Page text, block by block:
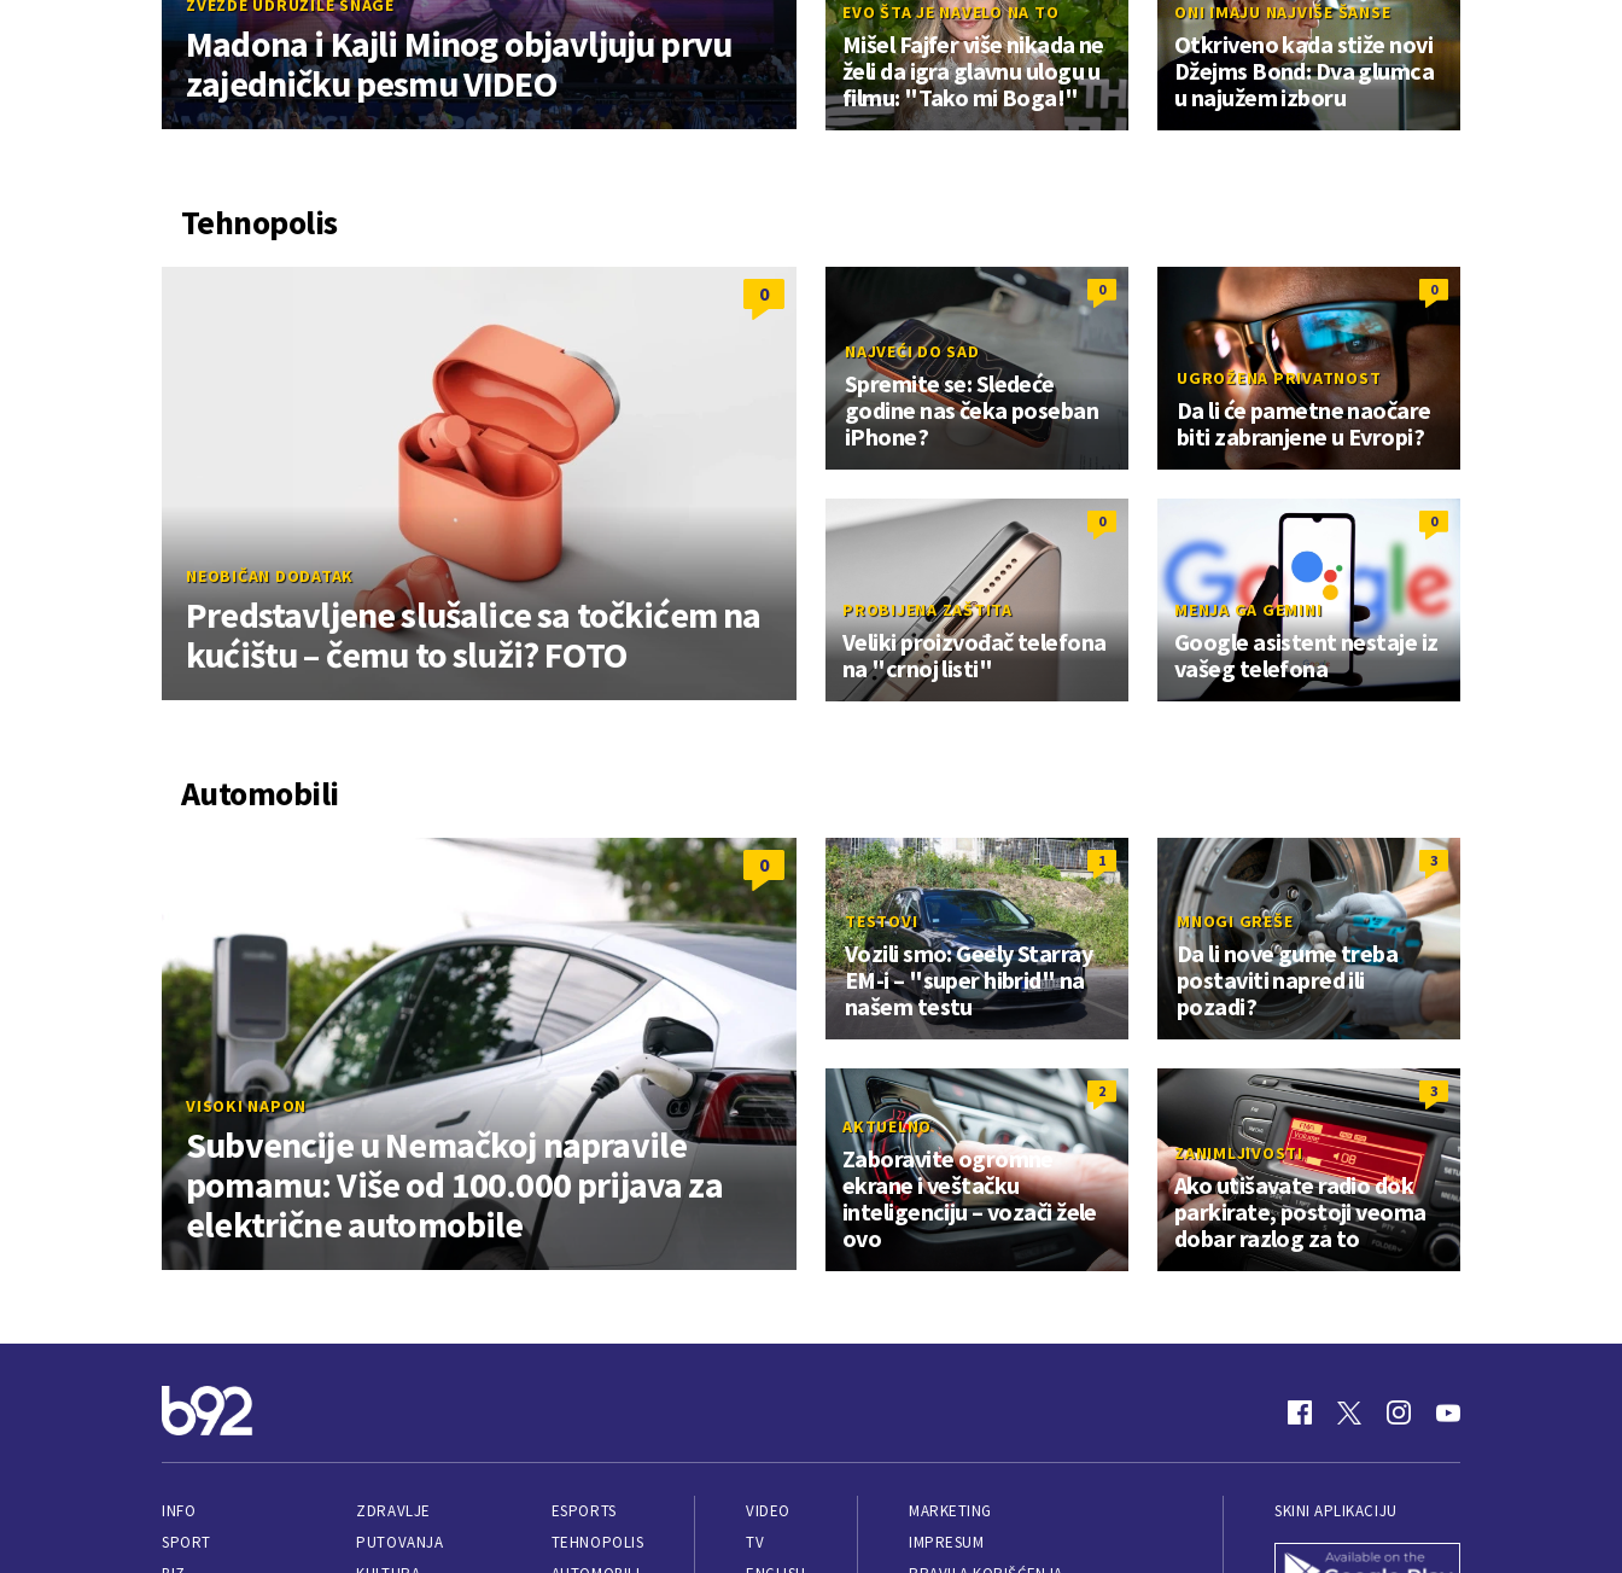
ZVEZDE UDRUŽILE SNAGE
Madona i Kajli Minog objavljuju prvu
zajedničku pesmu VIDEO
EVO ŠTA JE NAVELO NA TO
Mišel Fajfer više nikada ne
želi da igra glavnu ulogu u
filmu: "Tako mi Boga!"
ONI IMAJU NAJVIŠE ŠANSE
Otkriveno kada stiže novi
Džejms Bond: Dva glumca
u najužem izboru
Tehnopolis
0
NEOBIČAN DODATAK
Predstavljene slušalice sa točkićem na
kućištu – čemu to služi? FOTO
0
NAJVEĆI DO SAD
Spremite se: Sledeće
godine nas čeka poseban
iPhone?
0
UGROŽENA PRIVATNOST
Da li će pametne naočare
biti zabranjene u Evropi?
0
PROBIJENA ZAŠTITA
Veliki proizvođač telefona
na "crnoj listi"
0
MENJA GA GEMINI
Google asistent nestaje iz
vašeg telefona
Automobili
0
VISOKI NAPON
Subvencije u Nemačkoj napravile
pomamu: Više od 100.000 prijava za
električne automobile
1
TESTOVI
Vozili smo: Geely Starray
EM-i – "super hibrid" na
našem testu
3
MNOGI GREŠE
Da li nove gume treba
postaviti napred ili
pozadi?
2
AKTUELNO
Zaboravite ogromne
ekrane i veštačku
inteligenciju – vozači žele
ovo
3
ZANIMLJIVOSTI
Ako utišavate radio dok
parkirate, postoji veoma
dobar razlog za to
INFO
SPORT
ZDRAVLJE
PUTOVANJA
ESPORTS
TEHNOPOLIS
VIDEO
TV
MARKETING
IMPRESUM
SKINI APLIKACIJU